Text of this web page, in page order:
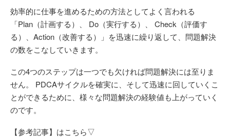
効率的に仕事を進めるための方法としてよく言われる
「Plan（計画する）、 Do（実行する）、 Check（評価す
る）、Action（改善する）」を迅速に繰り返して、問題解決
の数をこなしていきます。
この4つのステップは一つでも欠ければ問題解決には至りま
せん。 PDCAサイクルを確実に、そして迅速に回していくこ
とができるために、様々な問題解決の経験値も上がっていく
のです。
【参考記事】はこちら▽